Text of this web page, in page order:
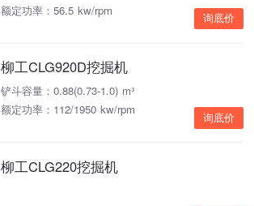
额定功率：56.5 kw/rpm
询底价
柳工CLG920D挖掘机
铲斗容量：0.88(0.73-1.0) m³
额定功率：112/1950 kw/rpm
询底价
柳工CLG220挖掘机